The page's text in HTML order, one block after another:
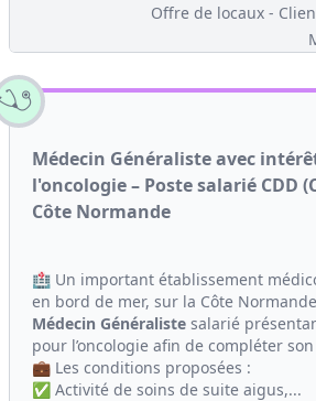
Offre de locaux -
Médecin Généraliste avec
l'oncologie – Poste salarié CDD
Côte Normande
🏥 Un important établissement
en bord de mer, sur la Côte
Médecin Généraliste salarié
pour l’oncologie afin de compléter son
💼 Les conditions proposées :
✅ Activité de soins de suite aigus,...